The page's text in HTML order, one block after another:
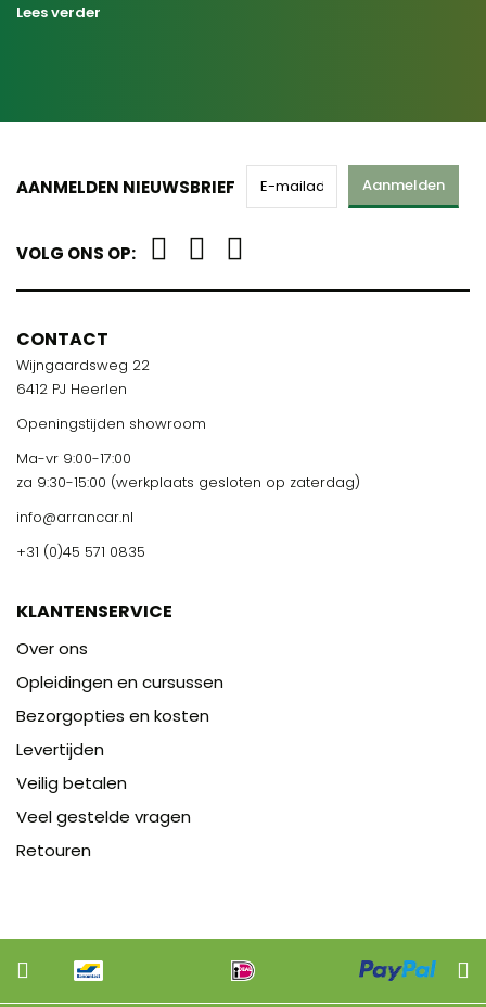
Lees verder
AANMELDEN NIEUWSBRIEF Aanmelden
VOLG ONS OP:
CONTACT
Wijngaardsweg 22
6412 PJ Heerlen
Openingstijden showroom
Ma-vr 9:00-17:00
za 9:30-15:00 (werkplaats gesloten op zaterdag)
info@arrancar.nl
+31 (0)45 571 0835
KLANTENSERVICE
Over ons
Opleidingen en cursussen
Bezorgopties en kosten
Levertijden
Veilig betalen
Veel gestelde vragen
Retouren